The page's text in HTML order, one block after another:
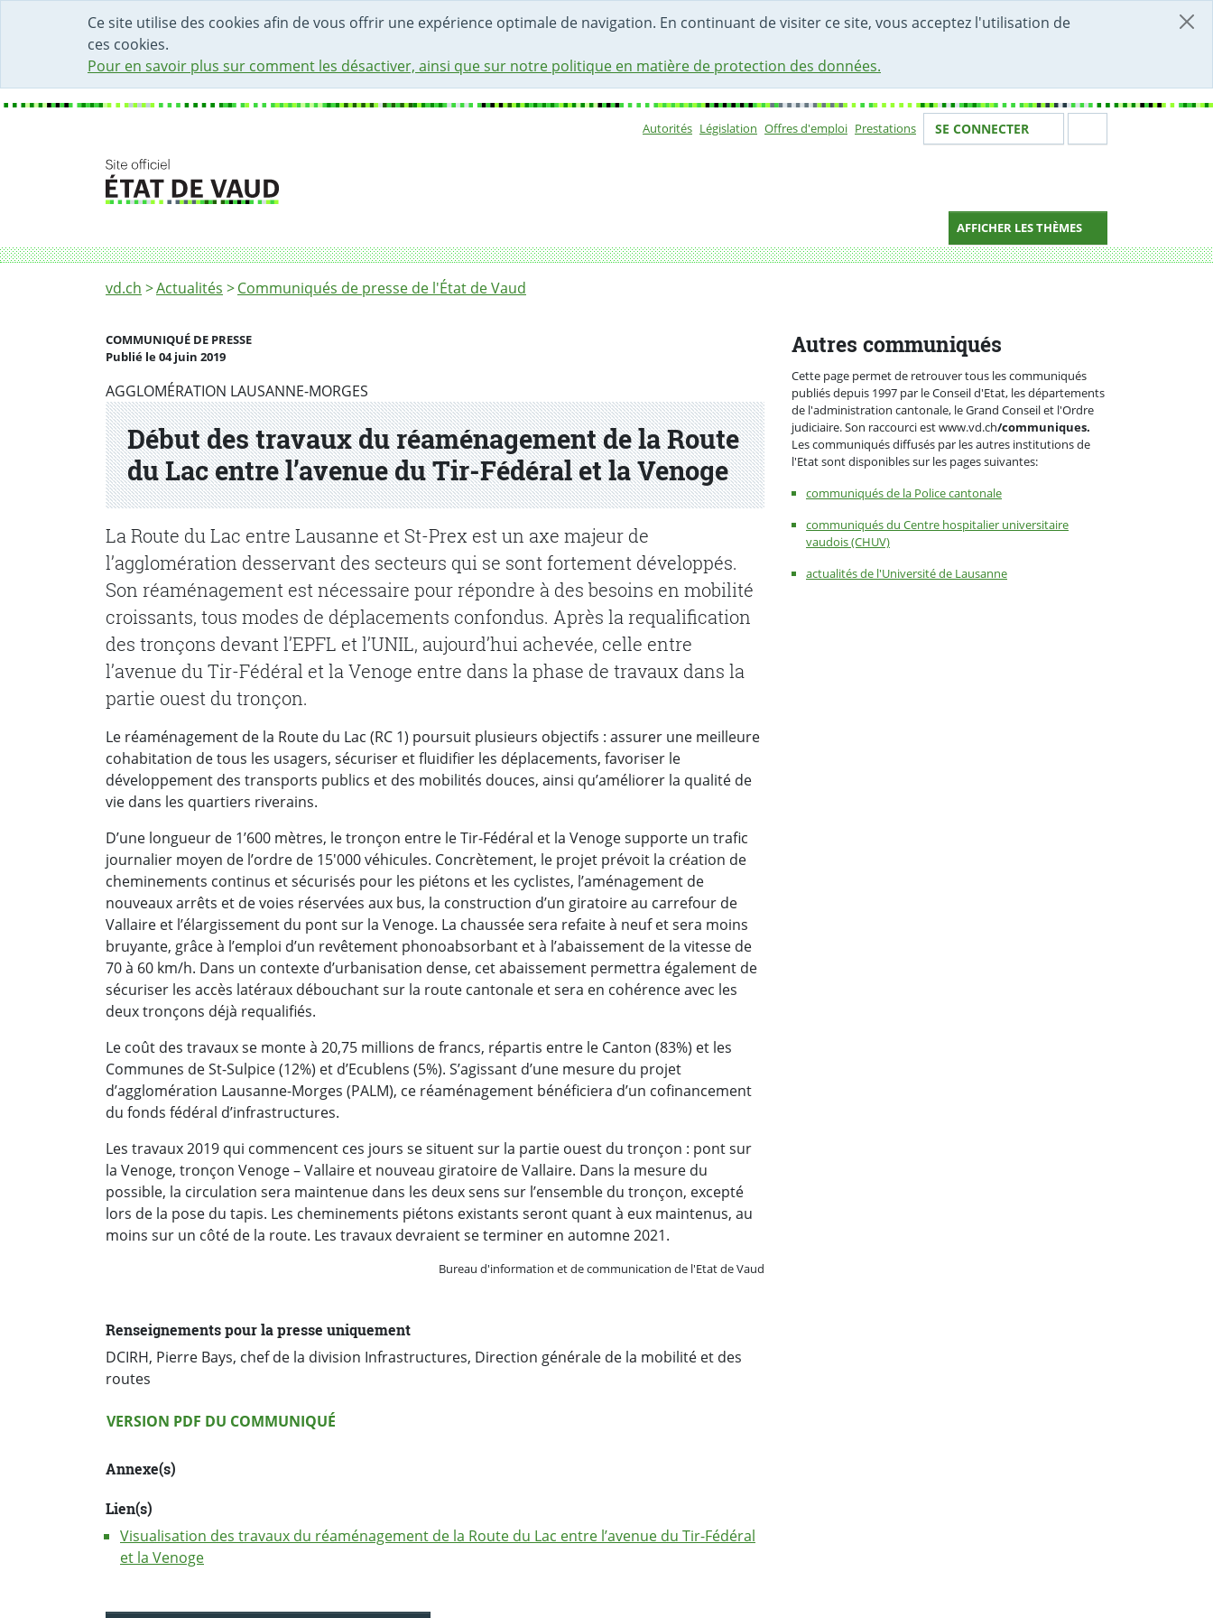
Ce site utilise des cookies afin de vous offrir une expérience optimale de navigation. En continuant de visiter ce site, vous acceptez l'utilisation de
ces cookies.
Pour en savoir plus sur comment les désactiver, ainsi que sur notre politique en matière de protection des données.
DÉBUT DU CONTENU DE LA PAGE
ACCÈS AU CHAMP DE RECHERCHE
PAGE D'ACCUEIL
FORMULAIRE DE CONTACT
Autorités Législation Offres d'emploi Prestations Votre identité
SE CONNECTER
AFFICHER LES THÈMES
Fil d'Ariane
vd.ch Actualités Communiqués de presse de l'État de Vaud
Début des travaux du réaménagement de la Route du Lac entre l’avenue du Tir-Fédéral et la Venoge
Début des travaux du réaménagement de la Route
du Lac entre l’avenue du Tir-Fédéral et la Venoge
COMMUNIQUÉ DE PRESSE
Publié le 04 juin 2019
Partenaire(s)
AGGLOMÉRATION LAUSANNE-MORGES
La Route du Lac entre Lausanne et St-Prex est un axe majeur de
l’agglomération desservant des secteurs qui se sont fortement développés.
Son réaménagement est nécessaire pour répondre à des besoins en mobilité
croissants, tous modes de déplacements confondus. Après la requalification
des tronçons devant l’EPFL et l’UNIL, aujourd’hui achevée, celle entre
l’avenue du Tir-Fédéral et la Venoge entre dans la phase de travaux dans la
partie ouest du tronçon.
Le réaménagement de la Route du Lac (RC 1) poursuit plusieurs objectifs : assurer une meilleure
cohabitation de tous les usagers, sécuriser et fluidifier les déplacements, favoriser le
développement des transports publics et des mobilités douces, ainsi qu’améliorer la qualité de
vie dans les quartiers riverains.
D’une longueur de 1’600 mètres, le tronçon entre le Tir-Fédéral et la Venoge supporte un trafic
journalier moyen de l’ordre de 15'000 véhicules. Concrètement, le projet prévoit la création de
cheminements continus et sécurisés pour les piétons et les cyclistes, l’aménagement de
nouveaux arrêts et de voies réservées aux bus, la construction d’un giratoire au carrefour de
Vallaire et l’élargissement du pont sur la Venoge. La chaussée sera refaite à neuf et sera moins
bruyante, grâce à l’emploi d’un revêtement phonoabsorbant et à l’abaissement de la vitesse de
70 à 60 km/h. Dans un contexte d’urbanisation dense, cet abaissement permettra également de
sécuriser les accès latéraux débouchant sur la route cantonale et sera en cohérence avec les
deux tronçons déjà requalifiés.
Le coût des travaux se monte à 20,75 millions de francs, répartis entre le Canton (83%) et les
Communes de St-Sulpice (12%) et d’Ecublens (5%). S’agissant d’une mesure du projet
d’agglomération Lausanne-Morges (PALM), ce réaménagement bénéficiera d’un cofinancement
du fonds fédéral d’infrastructures.
Les travaux 2019 qui commencent ces jours se situent sur la partie ouest du tronçon : pont sur
la Venoge, tronçon Venoge – Vallaire et nouveau giratoire de Vallaire. Dans la mesure du
possible, la circulation sera maintenue dans les deux sens sur l’ensemble du tronçon, excepté
lors de la pose du tapis. Les cheminements piétons existants seront quant à eux maintenus, au
moins sur un côté de la route. Les travaux devraient se terminer en automne 2021.
Bureau d'information et de communication de l'Etat de Vaud
Renseignements pour la presse uniquement
DCIRH, Pierre Bays, chef de la division Infrastructures, Direction générale de la mobilité et des
routes
Version PDF
VERSION PDF DU COMMUNIQUÉ
Annexe(s)
Lien(s)
Visualisation des travaux du réaménagement de la Route du Lac entre l’avenue du Tir-Fédéral
et la Venoge
Autres communiqués
Cette page permet de retrouver tous les communiqués
publiés depuis 1997 par le Conseil d'Etat, les départements
de l'administration cantonale, le Grand Conseil et l'Ordre
judiciaire. Son raccourci est www.vd.ch/communiques.
Les communiqués diffusés par les autres institutions de
l'Etat sont disponibles sur les pages suivantes:
communiqués de la Police cantonale
communiqués du Centre hospitalier universitaire
vaudois (CHUV)
actualités de l'Université de Lausanne